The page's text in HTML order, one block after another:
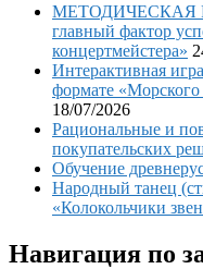
МЕТОДИЧЕСКАЯ
главный фактор
концертмейстера»
Интерактивная
формате «Морского
18/07/2026
Рациональные и
покупательских
Обучение
Народный танец
«Колокольчики
Навигация по